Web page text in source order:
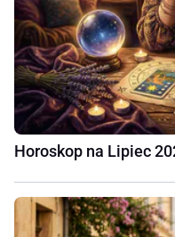
Horoskop na Lipiec